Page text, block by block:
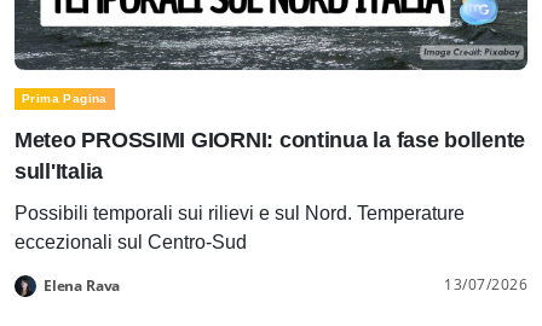
Prima Pagina
Meteo PROSSIMI GIORNI: continua la fase bollente
sull'Italia
Possibili temporali sui rilievi e sul Nord. Temperature
eccezionali sul Centro-Sud
Elena Rava 13/07/2026